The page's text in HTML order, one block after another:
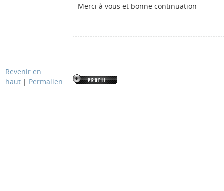
Merci à vous et bonne continuation
Revenir en
haut | Permalien